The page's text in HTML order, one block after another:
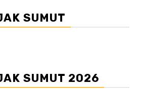
SUMUT
SUMUT 2026